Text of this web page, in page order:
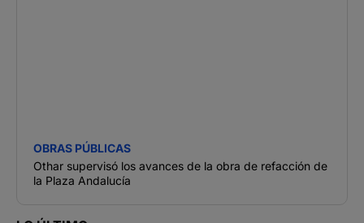
OBRAS PÚBLICAS
Othar supervisó los avances de la obra de refacción de
la Plaza Andalucía